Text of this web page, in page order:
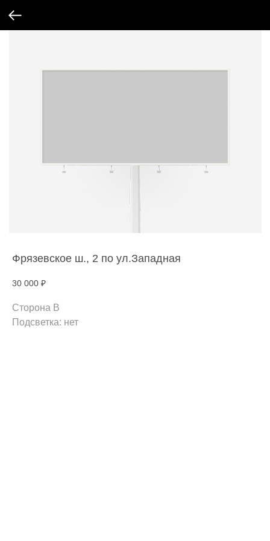
Фрязевское ш., 2 по ул.Западная
30 000 ₽
Сторона B
Подсветка: нет